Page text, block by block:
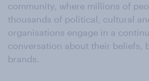
community, where millions of
thousands of political, cultural
organisations engage in a
conversation about their beliefs,
brands.